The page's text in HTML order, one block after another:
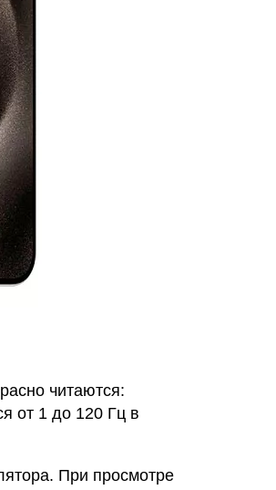
читаются:
от 1 до 120 Гц в
При просмотре